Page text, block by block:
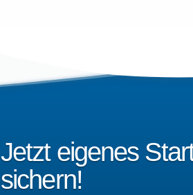
Jetzt eigenes
sichern!